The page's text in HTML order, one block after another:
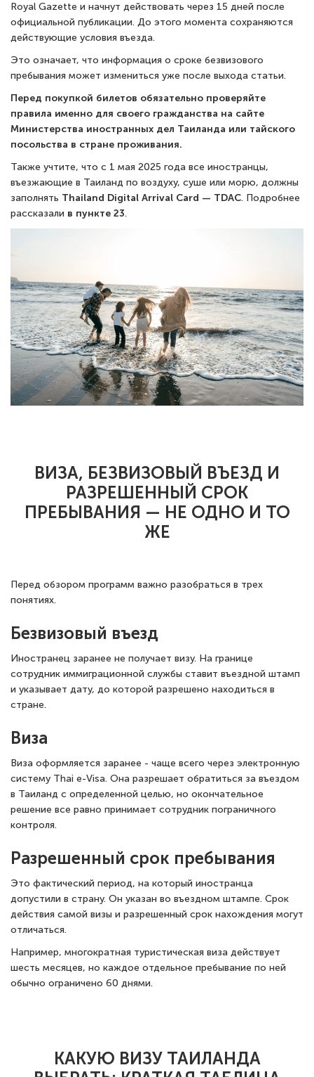
Royal Gazette и начнут действовать через 15 дней после
официальной публикации. До этого момента сохраняются
действующие условия въезда.
Это означает, что информация о сроке безвизового
пребывания может измениться уже после выхода статьи.
Перед покупкой билетов обязательно проверяйте
правила именно для своего гражданства на сайте
Министерства иностранных дел Таиланда или тайского
посольства в стране проживания.
Также учтите, что с 1 мая 2025 года все иностранцы,
въезжающие в Таиланд по воздуху, суше или морю, должны
заполнять Thailand Digital Arrival Card — TDAC. Подробнее
рассказали в пункте 23.
ВИЗА, БЕЗВИЗОВЫЙ ВЪЕЗД И
РАЗРЕШЕННЫЙ СРОК
ПРЕБЫВАНИЯ — НЕ ОДНО И ТО
ЖЕ
Перед обзором программ важно разобраться в трех
понятиях.
Безвизовый въезд
Иностранец заранее не получает визу. На границе
сотрудник иммиграционной службы ставит въездной штамп
и указывает дату, до которой разрешено находиться в
стране.
Виза
Виза оформляется заранее - чаще всего через электронную
систему Thai e-Visa. Она разрешает обратиться за въездом
в Таиланд с определенной целью, но окончательное
решение все равно принимает сотрудник пограничного
контроля.
Разрешенный срок пребывания
Это фактический период, на который иностранца
допустили в страну. Он указан во въездном штампе. Срок
действия самой визы и разрешенный срок нахождения могут
отличаться.
Например, многократная туристическая виза действует
шесть месяцев, но каждое отдельное пребывание по ней
обычно ограничено 60 днями.
КАКУЮ ВИЗУ ТАИЛАНДА